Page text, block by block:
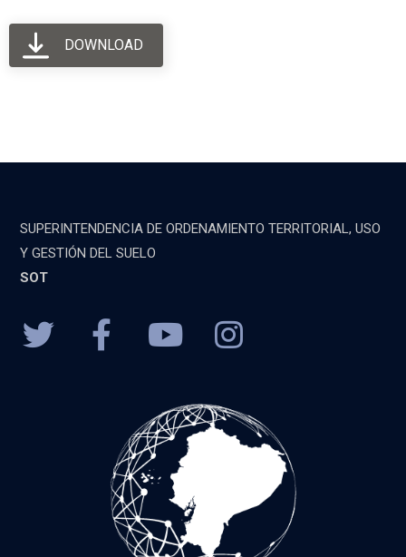
DOWNLOAD
SUPERINTENDENCIA DE ORDENAMIENTO TERRITORIAL, USO
Y GESTIÓN DEL SUELO
SOT